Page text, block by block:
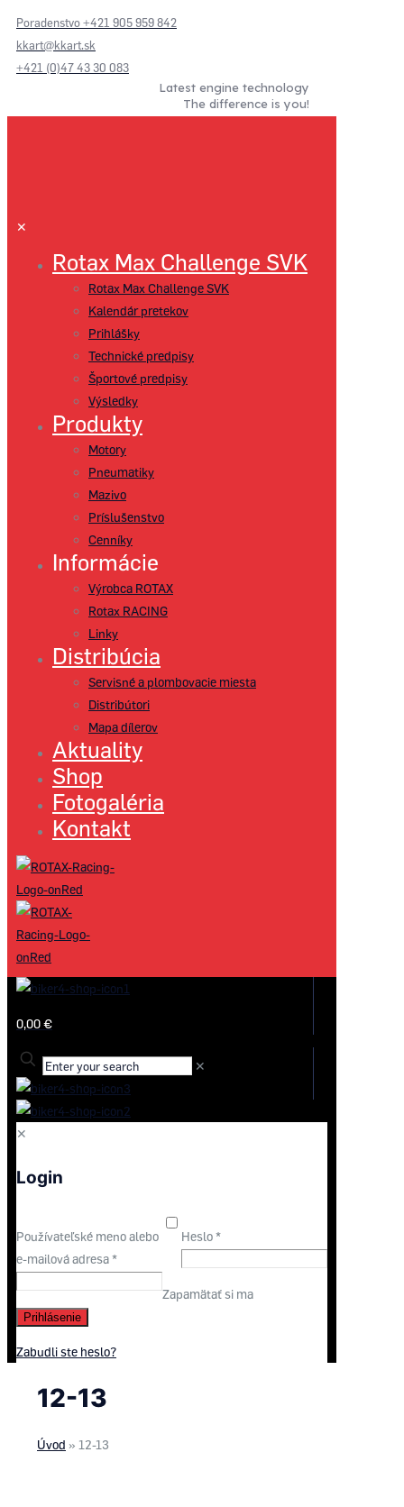
Poradenstvo +421 905 959 842
kkart@kkart.sk
+421 (0)47 43 30 083
Latest engine technology
The difference is you!
✕
Rotax Max Challenge SVK
Rotax Max Challenge SVK
Kalendár pretekov
Prihlášky
Technické predpisy
Športové predpisy
Výsledky
Produkty
Motory
Pneumatiky
Mazivo
Príslušenstvo
Cenníky
Informácie
Výrobca ROTAX
Rotax RACING
Linky
Distribúcia
Servisné a plombovacie miesta
Distribútori
Mapa dílerov
Aktuality
Shop
Fotogaléria
Kontakt
0,00 €
✕
✕
Login
Používateľské meno alebo
e-mailová adresa*
Heslo*
Zapamätať si ma
Prihlásenie
Zabudli ste heslo?
12-13
Úvod » 12-13